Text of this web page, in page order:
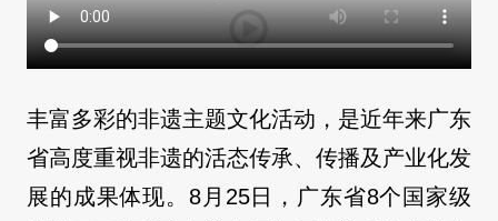
丰富多彩的非遗主题文化活动，是近年来广东
省高度重视非遗的活态传承、传播及产业化发
展的成果体现。8月25日，广东省8个国家级